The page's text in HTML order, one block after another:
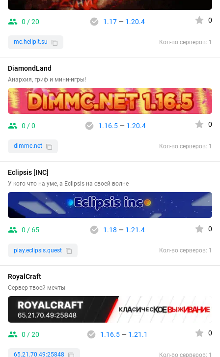
0 / 20 1.17— 1.20.4 0
mc.hellpit.su Кол-во серверов: 1
DiamondLand
Анархия, гриф и мини-игры!
0 / 0 1.16.5— 1.20.4 0
dimmc.net Кол-во серверов: 1
Eclipsis [INC]
У кого что на уме, а Eclipsis на своей волне
0 / 65 1.18 — 1.21.4 0
play.eclipsis.quest Кол-во серверов: 1
RoyalCraft
Сервер твоей мечты
0 / 20 1.16.5— 1.21.1 0
65.21.70.49:25848 Кол-во серверов: 1